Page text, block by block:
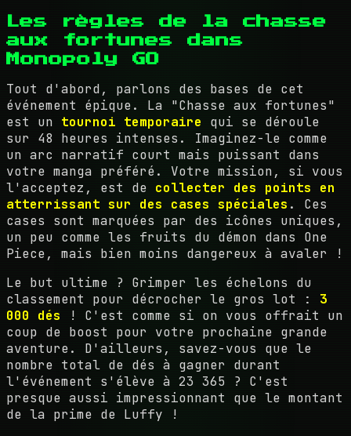
Les règles de la chasse
aux fortunes dans
Monopoly GO
Tout d'abord, parlons des bases de cet
événement épique. La "Chasse aux fortunes"
est un tournoi temporaire qui se déroule
sur 48 heures intenses. Imaginez-le comme
un arc narratif court mais puissant dans
votre manga préféré. Votre mission, si vous
l'acceptez, est de collecter des points en
atterrissant sur des cases spéciales . Ces
cases sont marquées par des icônes uniques,
un peu comme les fruits du démon dans One
Piece, mais bien moins dangereux à avaler !
Le but ultime ? Grimper les échelons du
classement pour décrocher le gros lot : 3
000 dés ! C'est comme si on vous offrait un
coup de boost pour votre prochaine grande
aventure. D'ailleurs, savez-vous que le
nombre total de dés à gagner durant
l'événement s'élève à 23 365 ? C'est
presque aussi impressionnant que le montant
de la prime de Luffy !